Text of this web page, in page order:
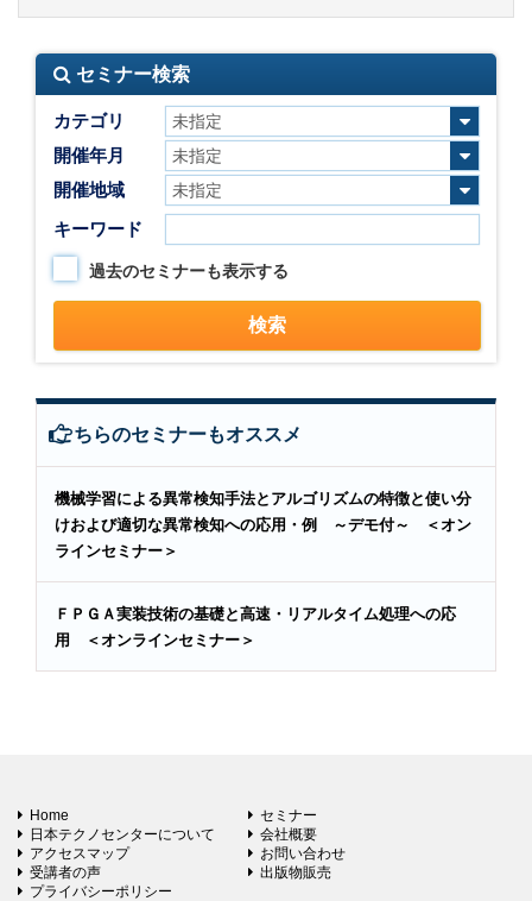
セミナー検索
カテゴリ
開催年月
開催地域
キーワード
過去のセミナーも表示する
こちらのセミナーもオススメ
機械学習による異常検知手法とアルゴリズムの特徴と使い分
けおよび適切な異常検知への応用・例 ～デモ付～ ＜オン
ラインセミナー＞
ＦＰＧＡ実装技術の基礎と高速・リアルタイム処理への応
用 ＜オンラインセミナー＞
Home
セミナー
日本テクノセンターについて
会社概要
アクセスマップ
お問い合わせ
受講者の声
出版物販売
プライバシーポリシー